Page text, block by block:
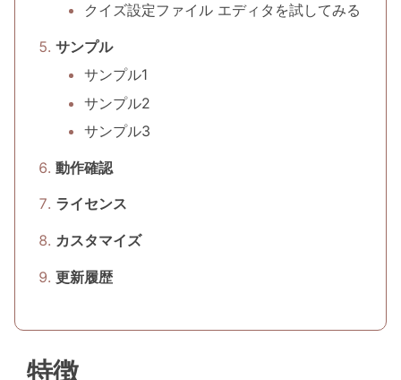
クイズ設定ファイル エディタを試してみる
サンプル
サンプル1
サンプル2
サンプル3
動作確認
ライセンス
カスタマイズ
更新履歴
特徴